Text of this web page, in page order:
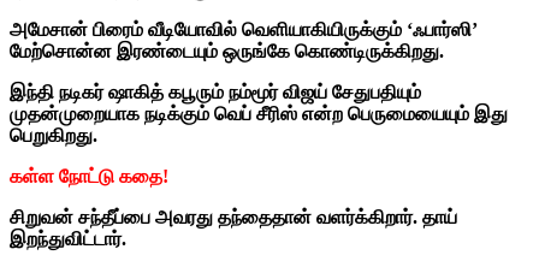
அமேசான் பிரைம் வீடியோவில் வெளியாகியிருக்கும் ‘ஃபார்ஸி’
மேற்சொன்ன இரண்டையும் ஒருங்கே கொண்டிருக்கிறது.
இந்தி நடிகர் ஷாகித் கபூரும் நம்மூர் விஜய் சேதுபதியும்
முதன்முறையாக நடிக்கும் வெப் சீரிஸ் என்ற பெருமையையும் இது
பெறுகிறது.
கள்ள நோட்டு கதை!
சிறுவன் சந்தீப்பை அவரது தந்தைதான் வளர்க்கிறார். தாய்
இறந்துவிட்டார்.